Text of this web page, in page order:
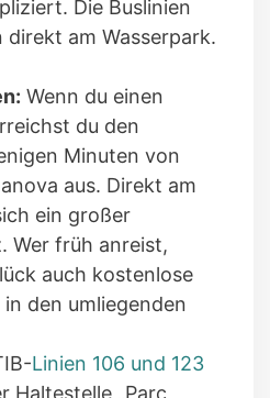
Die Buslinien
direkt am Wasserpark.
Wenn du einen
du den
Minuten von
aus. Direkt am
ein großer
Wer früh anreist,
auch kostenlose
den umliegenden
Linien 106 und 123
Haltestelle „Parc